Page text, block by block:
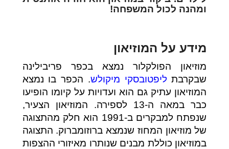
ומהנה לכול המשפחה!
מידע על המוזיאון
מוזיאון הפולקלור נמצא בכפר פריבילינה
שבקרבתליפטובסקי מיקולש. הכפר בו נמצא
המוזיאון עתיק גם הוא ועדויות על קיומו הופיעו
כבר במאה ה-13 לספירה. המוזיאון הצעיר,
שנפתח למבקרים ב-1991 הוא חלק מהתצוגה
של מוזיאון המחוז שנמצא ברוזומברוק. התצוגה
במוזיאון כוללת מבנים שנותרו מאיזורי ההצפות